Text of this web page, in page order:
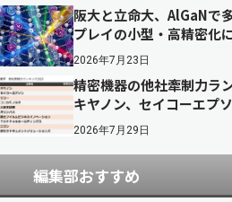
阪大と立命大、AlGaNで
プレイの小型・高精密化
2026年7月23日
精密機器の他社牽制力
キヤノン、セイコーエプ
2026年7月29日
編集部おすすめ